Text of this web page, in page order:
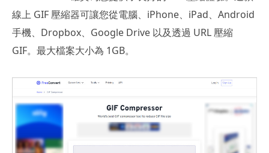
線上 GIF 壓縮器可讓您從電腦、iPhone、iPad、Android
手機、Dropbox、Google Drive 以及透過 URL 壓縮
GIF。最大檔案大小為 1GB。